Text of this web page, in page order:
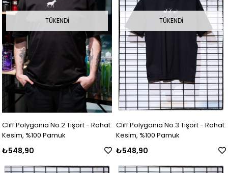
TÜKENDI
Cliff Polygonia No.2 Tişört - Rahat
Kesim, %100 Pamuk
₺548,90
TÜKENDI
Cliff Polygonia No.3 Tişört - Rahat
Kesim, %100 Pamuk
₺548,90